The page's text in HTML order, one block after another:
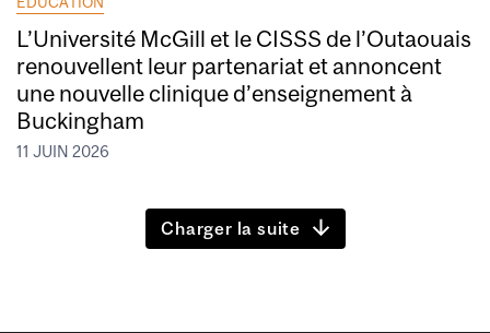
L’Université McGill et le CISSS de l’Outaouais
renouvellent leur partenariat et annoncent
une nouvelle clinique d’enseignement à
Buckingham
11 JUIN 2026
Charger la suite